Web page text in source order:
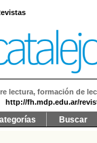
lectura, formación de
http://fh.mdp.edu.ar/
Buscar